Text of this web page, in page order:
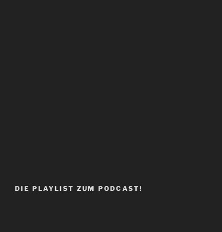
DIE PLAYLIST ZUM PODCAST!